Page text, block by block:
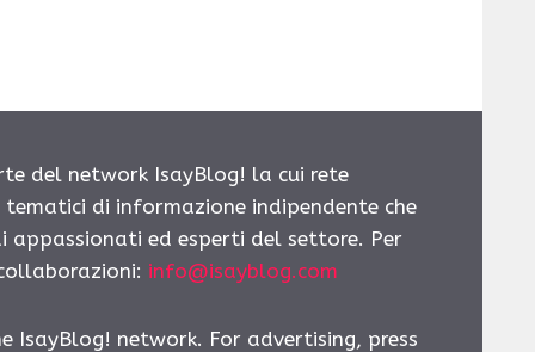
del network IsayBlog! la cui rete
di informazione indipendente che
ed esperti del settore. Per
info@isayblog.com
IsayBlog! network. For advertising, press